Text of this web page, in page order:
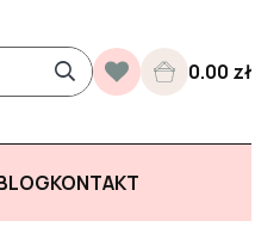
0.00 zł
KONTAKT